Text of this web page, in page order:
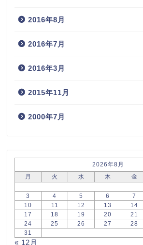
2016年8月
2016年7月
2016年3月
2015年11月
2000年7月
2026年8月
月
火 水 木 金
3
4 5 6 7
10
11 12 13 14
17
18 19 20 21
24
25 26 27 28
31
« 12月